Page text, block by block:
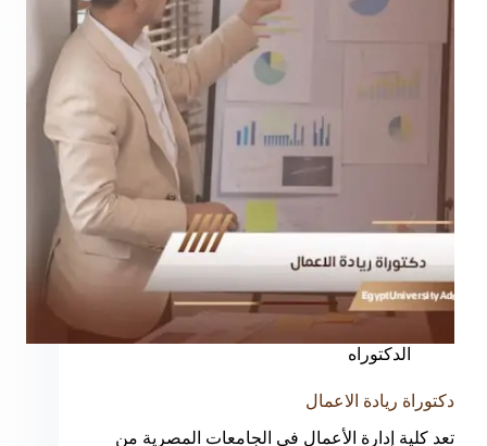
الدكتوراه
دكتوراة ريادة الاعمال
تعد كلية إدارة الأعمال في الجامعات المصرية من